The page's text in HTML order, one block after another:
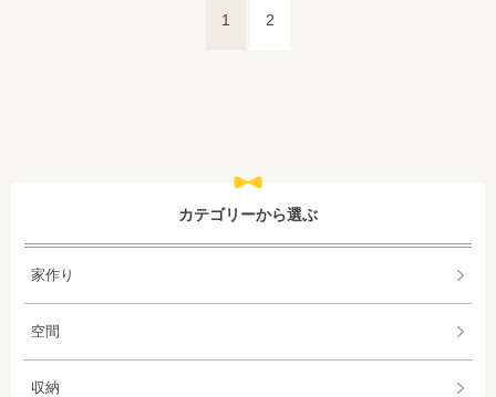
1 2
カテゴリーから選ぶ
家作り
空間
収納